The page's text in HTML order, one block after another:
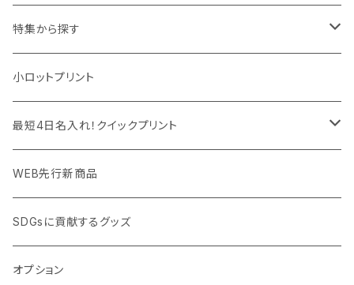
マウスパッド
モバイル周辺グッズ
PC周辺グッズ
パーテーション
マスク・フェイスシールド
測定・測量用品
加湿器・オゾン発生器
ウイルス対策消耗品
ウイルス対策備品
アウトレット
ドリンクフェア
ボトル・タンブラー
ポーチ・巾着
タオル・ブランケット
その他雑貨品
特集から探す
エンタメグッズ・イベント会場物販品
ご当地グッズ・オリジナルお土産品
フルカラー印刷ノベルティ
予算消化・備品におすすめグッズ
展示会・説明会ノベルティ
小ロットプリント
最短4日名入れ！クイックプリント
クイック印刷対応トートバッグ・エコバッグ
クイック印刷対応ポーチ・巾着
クイック印刷対応ボトル
WEB先行新商品
SDGsに貢献するグッズ
オプション